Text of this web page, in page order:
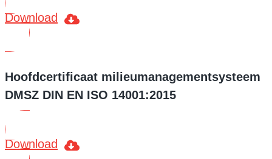
Download
Hoofdcertificaat milieumanagementsysteem
DMSZ DIN EN ISO 14001:2015
Download